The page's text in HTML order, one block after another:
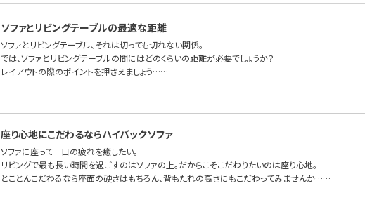
ソファとリビングテーブルの最適な距離
ソファとリビングテーブル、それは切っても切れない関係。
では、ソファとリビングテーブルの間にはどのくらいの距離が必要でしょうか？
レイアウトの際のポイントを押さえましょう……
座り心地にこだわるならハイバックソファ
ソファに座って一日の疲れを癒したい。
リビングで最も長い時間を過ごすのはソファの上。だからこそこだわりたいのは座り心地。
とことんこだわるなら座面の硬さはもちろん、背もたれの高さにもこだわってみませんか……